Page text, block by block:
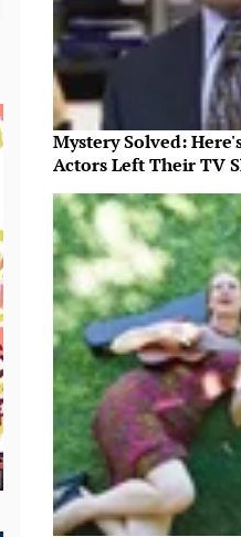
Mystery Solved:
Actors Left Their TV